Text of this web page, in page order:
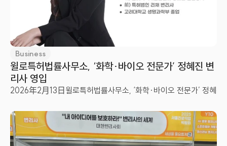
Business
윌로특허법률사무소, ‘화학·바이오 전문가’ 정혜진 변
리사 영입
2026年2月13日 윌로특허법률사무소, ‘화학·바이오 전문가’ 정혜진